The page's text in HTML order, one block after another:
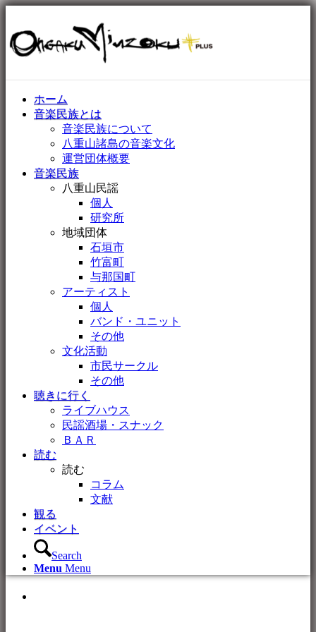
ホーム
音楽民族とは
音楽民族について
八重山諸島の音楽文化
運営団体概要
音楽民族
八重山民謡
個人
研究所
地域団体
石垣市
竹富町
与那国町
アーティスト
個人
バンド・ユニット
その他
文化活動
市民サークル
その他
聴きに行く
ライブハウス
民謡酒場・スナック
ＢＡＲ
読む
読む
コラム
文献
観る
イベント
Search
Menu Menu